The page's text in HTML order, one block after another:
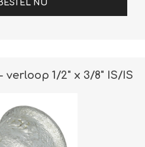
NU
1/2" x 3/8" IS/IS